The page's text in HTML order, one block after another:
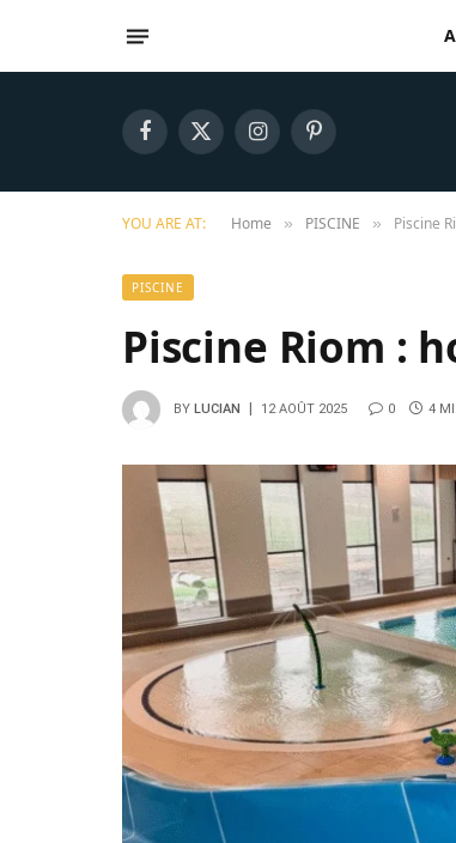
Facebook
X
InstagramPinterest
YOU ARE AT: Home » PISCINE » Piscine
PISCINE
Piscine Riom :
BY LUCIAN 12 AOÛT 2025 0 4